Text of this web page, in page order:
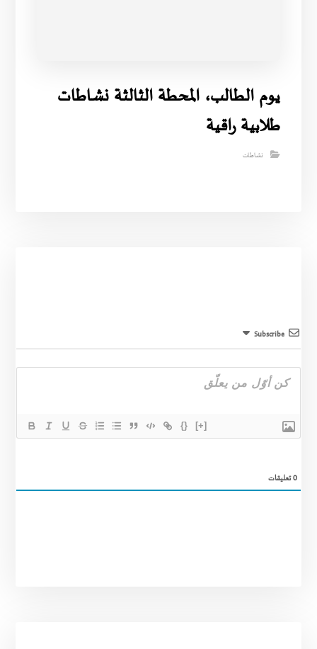
يوم الطالب، المحطة الثالثة نشاطات
طلابية راقية
نشاطات
Subscribe
{} [+]
0تعليقات